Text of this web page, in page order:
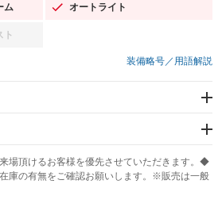
ム オートライト
：装備あり
ト
装備略号／用語解説
/サイド
ABS
場頂けるお客様を優先させていただきます。◆
庫の有無をご確認お願いします。※販売は一般